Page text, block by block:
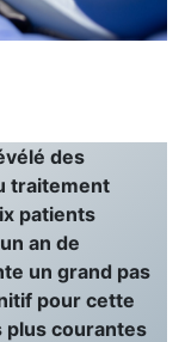
des
traitement
patients
an de
un grand pas
pour cette
plus courantes